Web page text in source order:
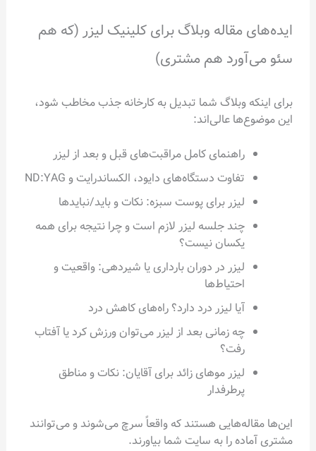
ایده‌های مقاله وبلاگ برای کلینیک لیزر (که هم
سئو می‌آورد هم مشتری)
برای اینکه وبلاگ شما تبدیل به کارخانه جذب مخاطب شود،
این موضوع‌ها عالی‌اند:
راهنمای کامل مراقبت‌های قبل و بعد از لیزر
تفاوت دستگاه‌های دایود، الکساندرایت و ND:YAG
لیزر برای پوست سبزه: نکات و باید/نبایدها
چند جلسه لیزر لازم است و چرا نتیجه برای همه
یکسان نیست؟
لیزر در دوران بارداری یا شیردهی: واقعیت و
احتیاط‌ها
آیا لیزر درد دارد؟ راه‌های کاهش درد
چه زمانی بعد از لیزر می‌توان ورزش کرد یا آفتاب
رفت؟
لیزر موهای زائد برای آقایان: نکات و مناطق
پرطرفدار
این‌ها مقاله‌هایی هستند که واقعاً سرچ می‌شوند و می‌توانند
مشتری آماده را به سایت شما بیاورند.